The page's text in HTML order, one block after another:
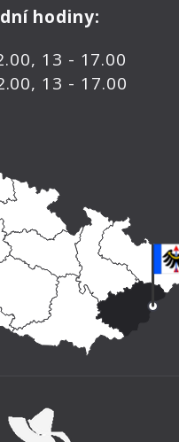
hodiny:
13 - 17.00
13 - 17.00